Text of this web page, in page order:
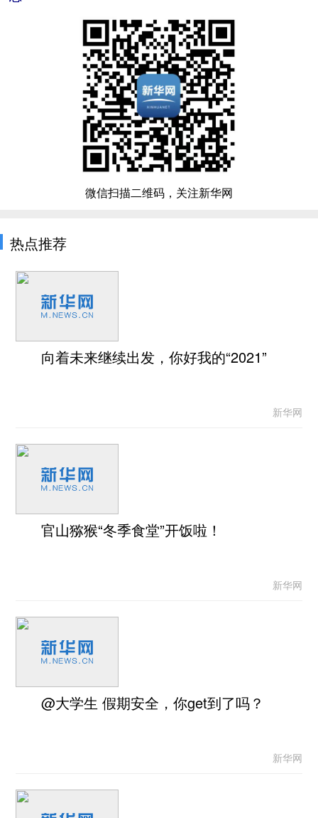
微信扫描二维码，关注新华网
热点推荐
向着未来继续出发，你好我的“2021”
新华网
官山猕猴“冬季食堂”开饭啦！
新华网
@大学生 假期安全，你get到了吗？
新华网